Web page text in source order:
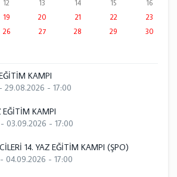
12 13 14 15
16
19 20 21 22
23
26 27 28 29
30
KAMPI
- 29.08.2026 - 17:00
EĞİTİM KAMPI
- 03.09.2026 - 17:00
14. YAZ EĞİTİM KAMPI (ŞPO)
- 04.09.2026 - 17:00